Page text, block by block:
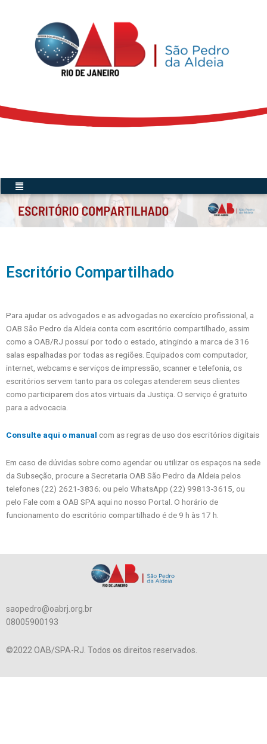
Menu
Escritório Compartilhado
Para ajudar os advogados e as advogadas no exercício profissional, a
OAB São Pedro da Aldeia conta com escritório compartilhado, assim
como a OAB/RJ possui por todo o estado, atingindo a marca de 316
salas espalhadas por todas as regiões. Equipados com computador,
internet, webcams e serviços de impressão, scanner e telefonia, os
escritórios servem tanto para os colegas atenderem seus clientes
como participarem dos atos virtuais da Justiça. O serviço é gratuito
para a advocacia.
Consulte aqui o manual com as regras de uso dos escritórios digitais
Em caso de dúvidas sobre como agendar ou utilizar os espaços na sede
da Subseção, procure a Secretaria OAB São Pedro da Aldeia pelos
telefones (22) 2621-3836; ou pelo WhatsApp (22) 99813-3615, ou
pelo Fale com a OAB SPA aqui no nosso Portal. O horário de
funcionamento do escritório compartilhado é de 9 h às 17 h.
saopedro@oabrj.org.br
08005900193
©2022 OAB/SPA-RJ. Todos os direitos reservados.